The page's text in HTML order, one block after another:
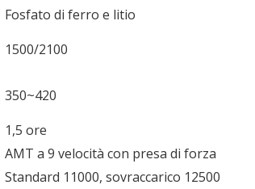
Fosfato di ferro e litio
1500/2100
350~420
1,5 ore
AMT a 9 velocità con presa di forza
Standard 11000, sovraccarico 12500